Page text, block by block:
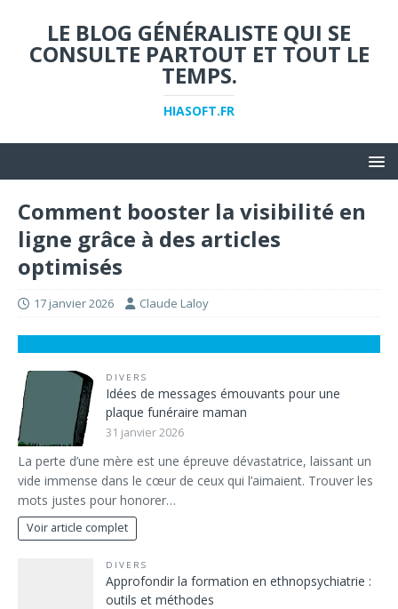
LE BLOG GÉNÉRALISTE QUI SE
CONSULTE PARTOUT ET TOUT LE
TEMPS.
HIASOFT.FR
Comment booster la visibilité en
ligne grâce à des articles
optimisés
17 janvier 2026 Claude Laloy
DIVERS
Idées de messages émouvants pour une
plaque funéraire maman
31 janvier 2026
La perte d’une mère est une épreuve dévastatrice, laissant un
vide immense dans le cœur de ceux qui l’aimaient. Trouver les
mots justes pour honorer…
Voir article complet
DIVERS
Approfondir la formation en ethnopsychiatrie :
outils et méthodes